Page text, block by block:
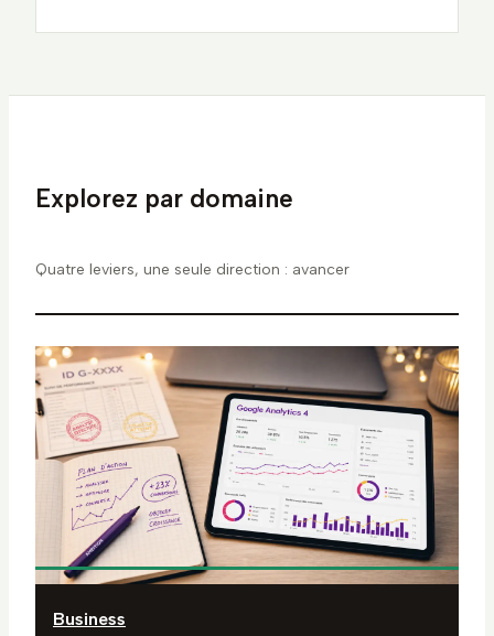
Explorez par domaine
Quatre leviers, une seule direction : avancer
Business